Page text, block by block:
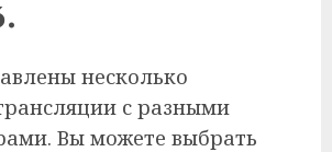
несколько
с разными
Вы можете выбрать